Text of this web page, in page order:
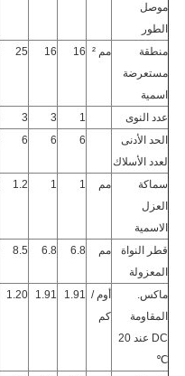
موصل
الطور
منطقة
مستعرضة
اسمية
مم ² 16
16
25
عدد النوى 1
3
3
الحد الأدنى
لعدد الأسلاك
6
6
6
سماكة
العزل
الاسمية
مم 1
1
1.2
قطر النواة
المعزولة
مم 6.8
6.8
8.5
ماكس.
المقاومة
DC عند 20
℃
أوم /
كم
1.91
1.91
1.20